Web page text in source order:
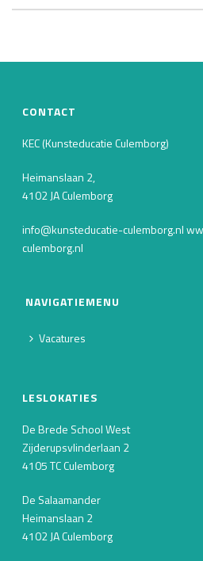
CONTACT
KEC (Kunsteducatie Culemborg)
Heimanslaan 2,
4102 JA Culemborg
info@kunsteducatie-culemborg.nl
culemborg.nl
NAVIGATIEMENU
Vacatures
LESLOKATIES
De Brede School West
Zijderupsvlinderlaan 2
4105 TC Culemborg
De Salaamander
Heimanslaan 2
4102 JA Culemborg